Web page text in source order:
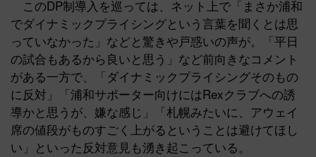
このDP制導入を巡っては、ネット上で「まさか浦和
でダイナミックプライシングという言葉を聞くとは思
っていなかった」などと驚きや戸惑いの声が。「平日
の試合もあるから良いと思う」など前向きなコメント
がある一方で、「ダイナミックプライシングそのもの
に反対」「浦和サポーター向けにはRexクラブへの誘
導かと思うが、嫌な感じ」「札幌みたいに、アウェイ
席の値段がものすごく上がるということは避けてほし
い」といった反対意見も湧き起こっている。